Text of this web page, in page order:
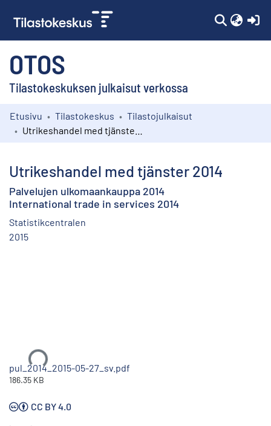
OTOS
Tilastokeskuksen julkaisut verkossa
Kokoelmat
Etusivu Tilastokeskus
Tilastojulkaisut
Utrikeshandel med tjänster 2014
Palvelujen ulkomaankauppa 2014
International trade in services 2014
Statistikcentralen
2015
Ladataan...
pul_2014_2015-05-27_sv.pdf
186.35 KB
CC BY 4.0